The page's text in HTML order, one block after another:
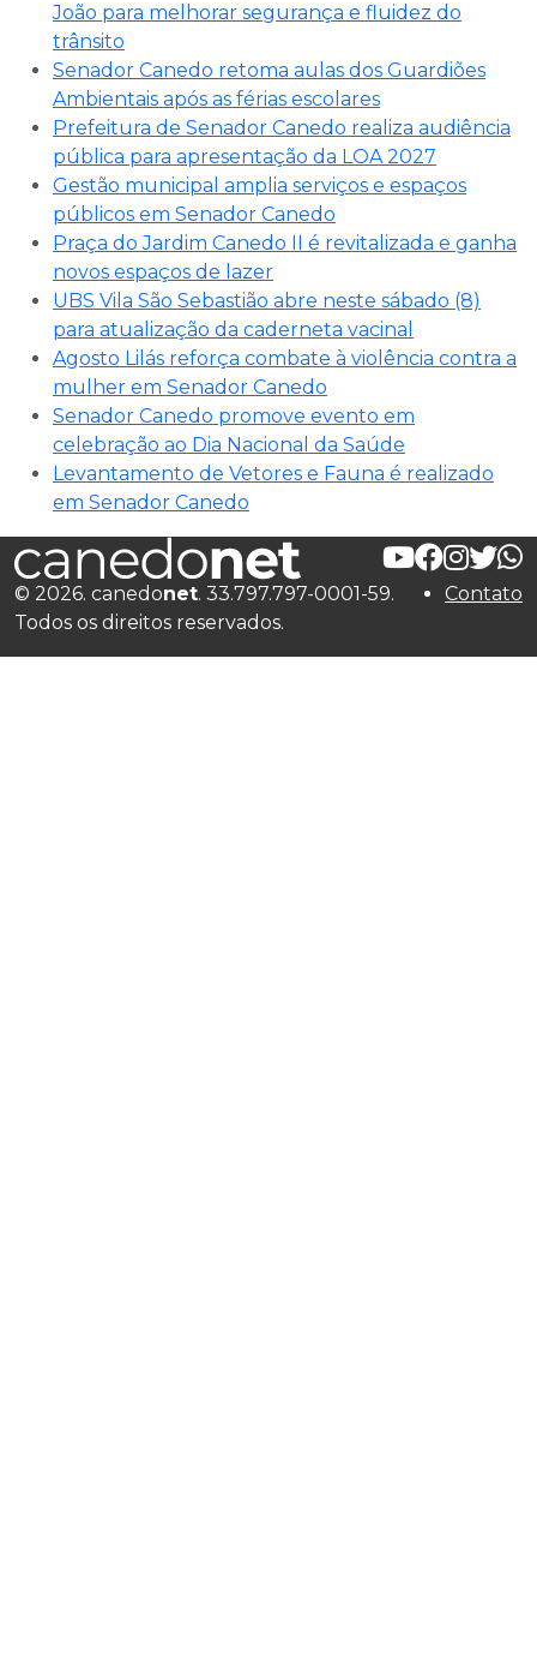
João para melhorar segurança e fluidez do
trânsito
Senador Canedo retoma aulas dos Guardiões
Ambientais após as férias escolares
Prefeitura de Senador Canedo realiza audiência
pública para apresentação da LOA 2027
Gestão municipal amplia serviços e espaços
públicos em Senador Canedo
Praça do Jardim Canedo II é revitalizada e ganha
novos espaços de lazer
UBS Vila São Sebastião abre neste sábado (8)
para atualização da caderneta vacinal
Agosto Lilás reforça combate à violência contra a
mulher em Senador Canedo
Senador Canedo promove evento em
celebração ao Dia Nacional da Saúde
Levantamento de Vetores e Fauna é realizado
em Senador Canedo
© 2026. canedonet. 33.797.797-0001-59.
Todos os direitos reservados.
Contato